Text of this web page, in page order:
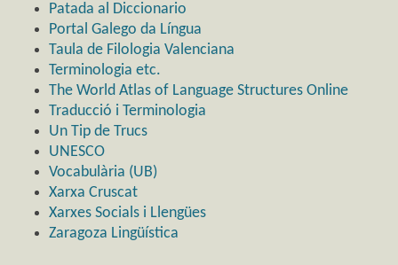
Patada al Diccionario
Portal Galego da Língua
Taula de Filologia Valenciana
Terminologia etc.
The World Atlas of Language Structures Online
Traducció i Terminologia
Un Tip de Trucs
UNESCO
Vocabulària (UB)
Xarxa Cruscat
Xarxes Socials i Llengües
Zaragoza Lingüística